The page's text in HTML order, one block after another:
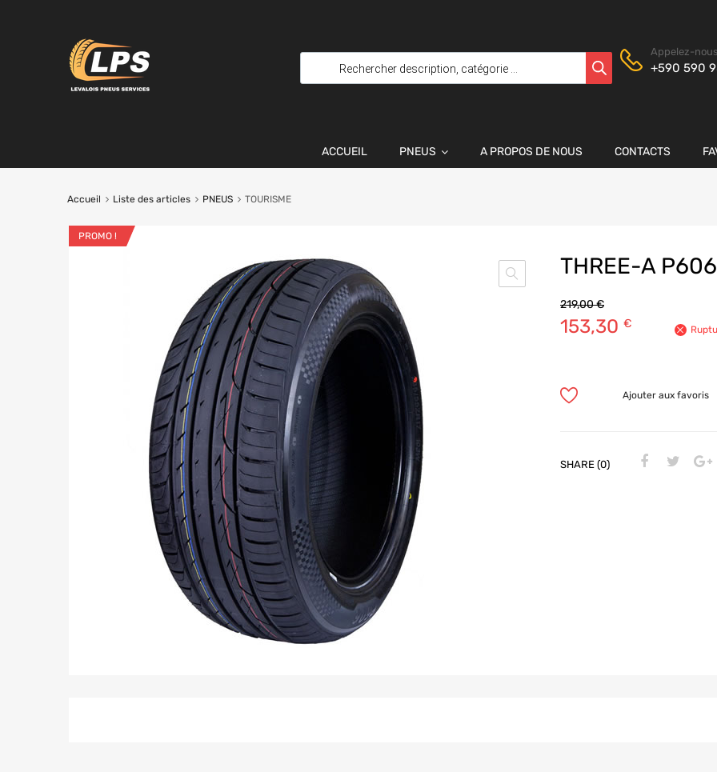
Appelez-
+590 590
ACCUEIL PNEUS A PROPOS DE NOUS CONTACTS
Accueil Liste des articles PNEUS TOURISME
PROMO !
THREE-A
219,00€
153,30 €
Ajouter aux favoris
SHARE (0)